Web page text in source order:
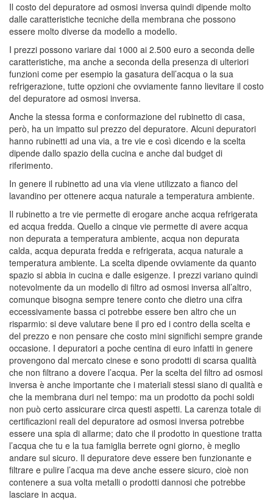
Il costo del depuratore ad osmosi inversa quindi dipende molto
dalle caratteristiche tecniche della membrana che possono
essere molto diverse da modello a modello.
I prezzi possono variare dai 1000 ai 2.500 euro a seconda delle
caratteristiche, ma anche a seconda della presenza di ulteriori
funzioni come per esempio la gasatura dell’acqua o la sua
refrigerazione, tutte opzioni che ovviamente fanno lievitare il costo
del depuratore ad osmosi inversa.
Anche la stessa forma e conformazione del rubinetto di casa,
però, ha un impatto sul prezzo del depuratore. Alcuni depuratori
hanno rubinetti ad una via, a tre vie e così dicendo e la scelta
dipende dallo spazio della cucina e anche dal budget di
riferimento.
In genere il rubinetto ad una via viene utilizzato a fianco del
lavandino per ottenere acqua naturale a temperatura ambiente.
Il rubinetto a tre vie permette di erogare anche acqua refrigerata
ed acqua fredda. Quello a cinque vie permette di avere acqua
non depurata a temperatura ambiente, acqua non depurata
calda, acqua depurata fredda e refrigerata, acqua naturale a
temperatura ambiente. La scelta dipende ovviamente da quanto
spazio si abbia in cucina e dalle esigenze. I prezzi variano quindi
notevolmente da un modello di filtro ad osmosi inversa all’altro,
comunque bisogna sempre tenere conto che dietro una cifra
eccessivamente bassa ci potrebbe essere ben altro che un
risparmio: si deve valutare bene il pro ed i contro della scelta e
del prezzo e non pensare che costo mini significhi sempre grande
occasione. I depuratori a poche centina di euro infatti in genere
provengono dal mercato cinese e sono prodotti di scarsa qualità
che non filtrano a dovere l’acqua. Per la scelta del filtro ad osmosi
inversa è anche importante che i materiali stessi siano di qualità e
che la membrana duri nel tempo: ma un prodotto da pochi soldi
non può certo assicurare circa questi aspetti. La carenza totale di
certificazioni reali del depuratore ad osmosi inversa potrebbe
essere una spia di allarme; dato che il prodotto in questione tratta
l’acqua che tu e la tua famiglia berrete ogni giorno, è meglio
andare sul sicuro. Il depuratore deve essere ben funzionante e
filtrare e pulire l’acqua ma deve anche essere sicuro, cioè non
contenere a sua volta metalli o prodotti dannosi che potrebbe
lasciare in acqua.